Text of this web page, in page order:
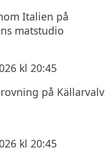
Italien på
matstudio
kl 20:45
på Källarvalv
kl 20:45